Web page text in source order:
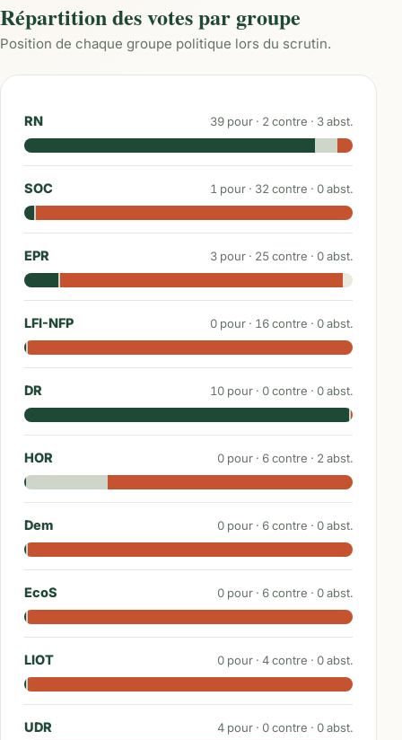
Répartition des votes par groupe
Position de chaque groupe politique lors du scrutin.
RN 39 pour · 2 contre · 3abst.
SOC 1 pour · 32 contre · 0abst.
EPR 3 pour · 25contre · 0abst.
LFI-NFP 0 pour · 16contre · 0abst.
DR 10 pour · 0contre · 0abst.
HOR 0 pour · 6contre · 2 abst.
Dem 0 pour · 6contre · 0abst.
EcoS 0 pour · 6contre · 0abst.
LIOT 0 pour · 4contre · 0abst.
UDR 4 pour · 0contre · 0abst.